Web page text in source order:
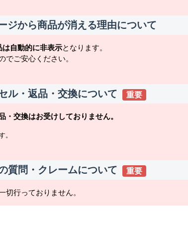
ジから商品が消える理由について
自動的に非表示となります。
でご安心ください。
ル・返品・交換について 重要
・交換はお受けしておりません。
。
質問・クレームについて 重要
切行っておりません。